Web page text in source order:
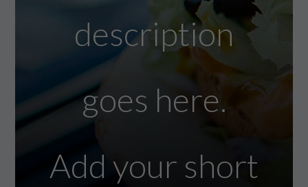
description
goes here.
Add your short